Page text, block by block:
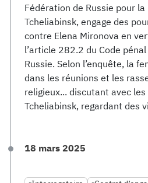
Fédération de Russie pour la
Tcheliabinsk, engage des
contre Elena Mironova en
l’article 282.2 du Code
Russie. Selon l’enquête, la
dans les réunions et les
religieux... discutant avec
Tcheliabinsk, regardant des
18 mars 2025